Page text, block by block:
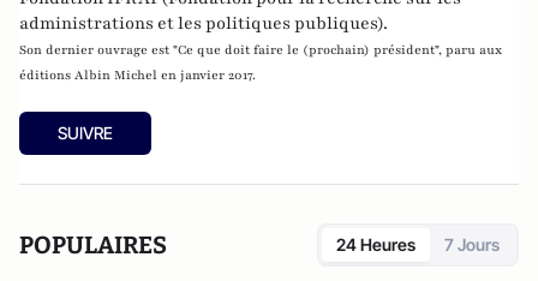
administrations et les politiques publiques).
Son dernier ouvrage est "Ce que doit faire le (prochain) président", paru aux
éditions Albin Michel en janvier 2017.
SUIVRE
POPULAIRES 24 Heures 7 Jours